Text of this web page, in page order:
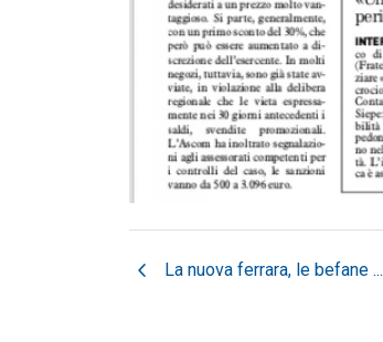
chevron_left La nuova ferrara, le befane ...